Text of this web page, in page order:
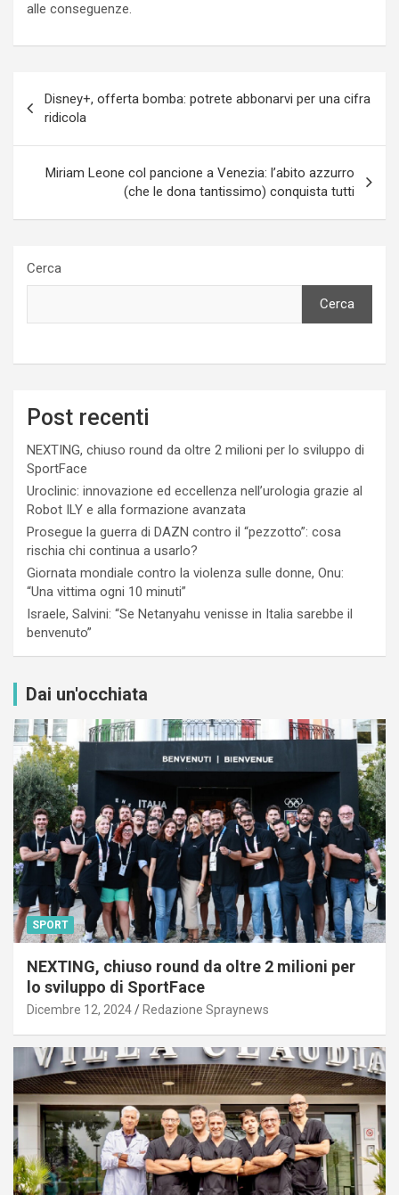
alle conseguenze.
articoli
Disney+, offerta bomba: potrete abbonarvi per una cifra
ridicola
Miriam Leone col pancione a Venezia: l’abito azzurro
(che le dona tantissimo) conquista tutti
Cerca
Cerca
Post recenti
NEXTING, chiuso round da oltre 2 milioni per lo sviluppo di
SportFace
Uroclinic: innovazione ed eccellenza nell’urologia grazie al
Robot ILY e alla formazione avanzata
Prosegue la guerra di DAZN contro il “pezzotto”: cosa
rischia chi continua a usarlo?
Giornata mondiale contro la violenza sulle donne, Onu:
“Una vittima ogni 10 minuti”
Israele, Salvini: “Se Netanyahu venisse in Italia sarebbe il
benvenuto”
Dai un'occhiata
SPORT
NEXTING, chiuso round da oltre 2 milioni per
lo sviluppo di SportFace
Dicembre 12, 2024 Redazione Spraynews